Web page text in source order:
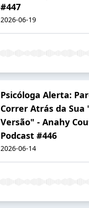
#447
2026-06-19
Psicóloga Alerta:
Correr Atrás da
Versão" - Anahy
Podcast #446
2026-06-14